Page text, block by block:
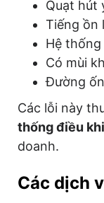
Quạt hút
Tiếng ồn
Hệ
Có mùi
Đường
Các lỗi này
thống điều
doanh.
Các dịch